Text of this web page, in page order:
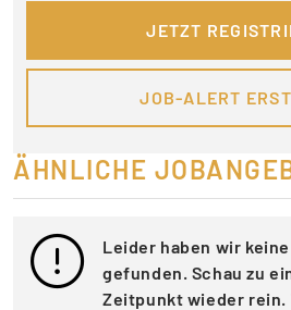
JETZT
JOB-ALERT
ÄHNLICHE
Leider haben wir
gefunden. Schau zu
Zeitpunkt wieder rein.